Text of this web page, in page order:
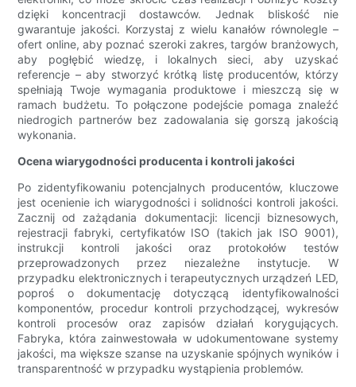
dzięki koncentracji dostawców. Jednak bliskość nie
gwarantuje jakości. Korzystaj z wielu kanałów równolegle –
ofert online, aby poznać szeroki zakres, targów branżowych,
aby pogłębić wiedzę, i lokalnych sieci, aby uzyskać
referencje – aby stworzyć krótką listę producentów, którzy
spełniają Twoje wymagania produktowe i mieszczą się w
ramach budżetu. To połączone podejście pomaga znaleźć
niedrogich partnerów bez zadowalania się gorszą jakością
wykonania.
Ocena wiarygodności producenta i kontroli jakości
Po zidentyfikowaniu potencjalnych producentów, kluczowe
jest ocenienie ich wiarygodności i solidności kontroli jakości.
Zacznij od zażądania dokumentacji: licencji biznesowych,
rejestracji fabryki, certyfikatów ISO (takich jak ISO 9001),
instrukcji kontroli jakości oraz protokołów testów
przeprowadzonych przez niezależne instytucje. W
przypadku elektronicznych i terapeutycznych urządzeń LED,
poproś o dokumentację dotyczącą identyfikowalności
komponentów, procedur kontroli przychodzącej, wykresów
kontroli procesów oraz zapisów działań korygujących.
Fabryka, która zainwestowała w udokumentowane systemy
jakości, ma większe szanse na uzyskanie spójnych wyników i
transparentność w przypadku wystąpienia problemów.